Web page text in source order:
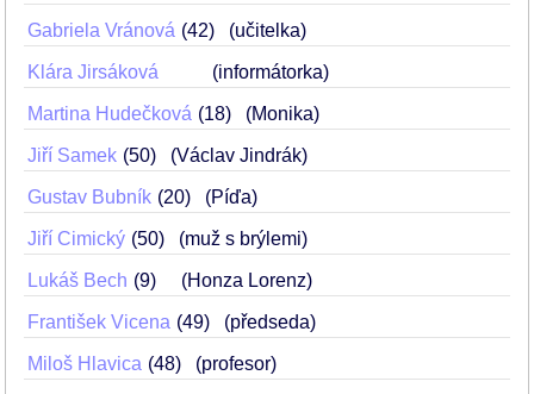
Gabriela Vránová 42 (učitelka)
Klára Jirsáková (informátorka)
Martina Hudečková 18 (Monika)
Jiří Samek 50 (Václav Jindrák)
Gustav Bubník 20 (Píďa)
Jiří Cimický 50 (muž s brýlemi)
Lukáš Bech 9 (Honza Lorenz)
František Vicena 49 (předseda)
Miloš Hlavica 48 (profesor)